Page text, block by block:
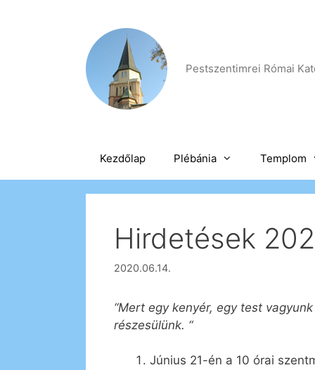
Pestszentimrei Római
Kezdőlap Plébánia Templom
Hirdetések
2020.06.14.
“Mert egy kenyér, egy test
részesülünk. “
Június 21-én a 10 órai